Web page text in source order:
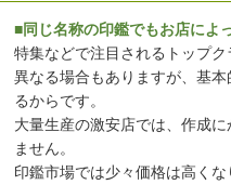
■同じ名称の印鑑でもお店によ
特集などで注目されるトップ
異なる場合もありますが、基
るからです。
大量生産の激安店では、作成
ません。
印鑑市場では少々価格は高く